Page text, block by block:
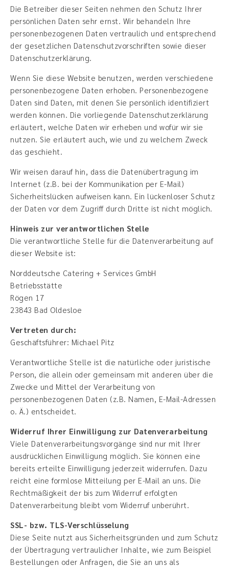
Die Betreiber dieser Seiten nehmen den Schutz Ihrer
persönlichen Daten sehr ernst. Wir behandeln Ihre
personenbezogenen Daten vertraulich und entsprechend
der gesetzlichen Datenschutzvorschriften sowie dieser
Datenschutzerklärung.
Wenn Sie diese Website benutzen, werden verschiedene
personenbezogene Daten erhoben. Personenbezogene
Daten sind Daten, mit denen Sie persönlich identifiziert
werden können. Die vorliegende Datenschutzerklärung
erläutert, welche Daten wir erheben und wofür wir sie
nutzen. Sie erläutert auch, wie und zu welchem Zweck
das geschieht.
Wir weisen darauf hin, dass die Datenübertragung im
Internet (z.B. bei der Kommunikation per E-Mail)
Sicherheitslücken aufweisen kann. Ein lückenloser Schutz
der Daten vor dem Zugriff durch Dritte ist nicht möglich.
Hinweis zur verantwortlichen Stelle
Die verantwortliche Stelle für die Datenverarbeitung auf
dieser Website ist:
Norddeutsche Catering + Services GmbH
Betriebsstätte
Rögen 17
23843 Bad Oldesloe
Vertreten durch:
Geschäftsführer: Michael Pitz
Verantwortliche Stelle ist die natürliche oder juristische
Person, die allein oder gemeinsam mit anderen über die
Zwecke und Mittel der Verarbeitung von
personenbezogenen Daten (z.B. Namen, E-Mail-Adressen
o. Ä.) entscheidet.
Widerruf Ihrer Einwilligung zur Datenverarbeitung
Viele Datenverarbeitungsvorgänge sind nur mit Ihrer
ausdrücklichen Einwilligung möglich. Sie können eine
bereits erteilte Einwilligung jederzeit widerrufen. Dazu
reicht eine formlose Mitteilung per E-Mail an uns. Die
Rechtmäßigkeit der bis zum Widerruf erfolgten
Datenverarbeitung bleibt vom Widerruf unberührt.
SSL- bzw. TLS-Verschlüsselung
Diese Seite nutzt aus Sicherheitsgründen und zum Schutz
der Übertragung vertraulicher Inhalte, wie zum Beispiel
Bestellungen oder Anfragen, die Sie an uns als